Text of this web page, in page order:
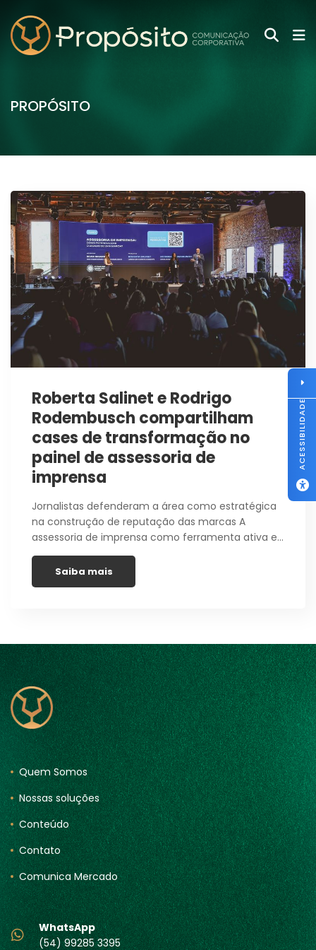
PROPÓSITO
Roberta Salinet e Rodrigo
Rodembusch compartilham
cases de transformação no
painel de assessoria de
imprensa
Jornalistas defenderam a área como estratégica
na construção de reputação das marcas A
assessoria de imprensa como ferramenta ativa e…
Saiba mais
Quem Somos
Nossas soluções
Conteúdo
Contato
Comunica Mercado
WhatsApp
(54) 99285 3395
ACESSIBILIDADE